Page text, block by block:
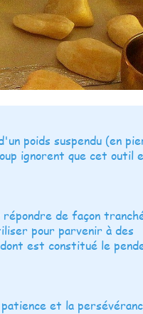
poids suspendu (en
ignorent que cet outil
de façon
pour parvenir à des
est constitué le
et la